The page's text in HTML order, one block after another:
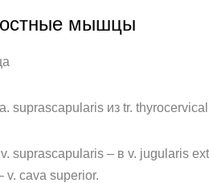
мышцы
suprascapularis из tr.
suprascapularis – в v. jugularis
v. cava superior.